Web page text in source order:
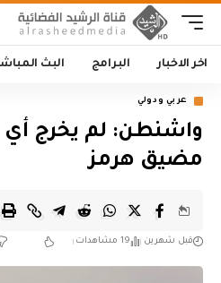
اخر الاخبار البرامج البث
عربي ودولي
واشنطن: لم يخرج أي
مضيق هرمز
قبل شهرين 19 مشاهدات